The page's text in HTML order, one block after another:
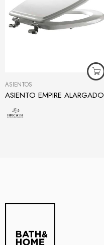
ASIENTOS
ASIENTO EMPIRE ALARGADO